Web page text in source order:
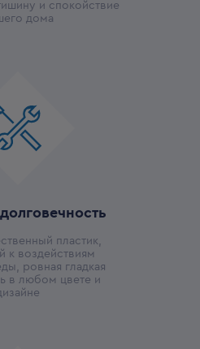
и спокойствие
дома
пластик,
к воздействиям
ровная гладкая
в любом цвете и